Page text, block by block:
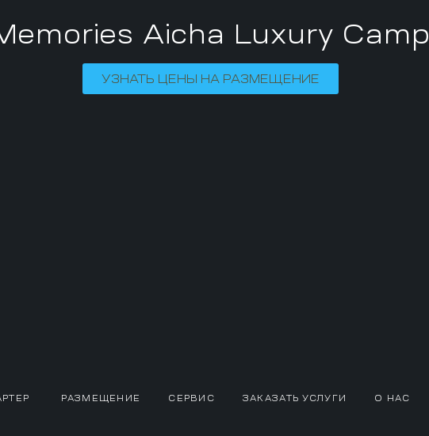
Aicha Luxury Camp
УЗНАТЬ ЦЕНЫ НА РАЗМЕЩЕНИЕ
РАЗМЕЩЕНИЕ СЕРВИС ЗАКАЗАТЬ УСЛУГИ О НАС